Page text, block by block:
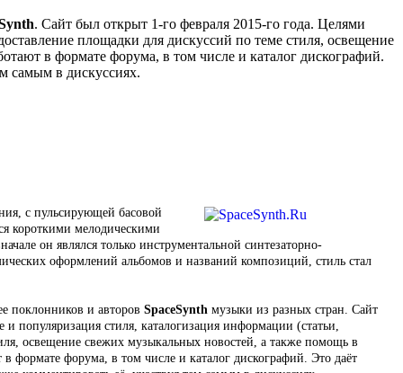
. Сайт был открыт 1-го февраля 2015-го года. Целями
площадки для дискуссий по теме стиля, освещение
в формате форума, в том числе и каталог дискографий.
самым в дискуссиях.
с пульсирующей басовой
короткими мелодическими
он являлся только инструментальной синтезаторно-
оформлений альбомов и названий композиций, стиль стал
поклонников и авторов SpaceSynth музыки из разных стран. Сайт
популяризация стиля, каталогизация информации (статьи,
освещение свежих музыкальных новостей, а также помощь в
формате форума, в том числе и каталог дискографий. Это даёт